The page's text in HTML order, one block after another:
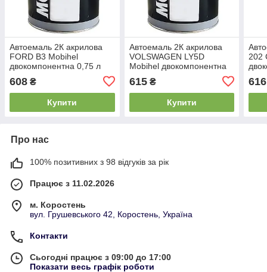
Автоемаль 2К акрилова
FORD B3 Mobihel
двокомпонентна 0,75 л
608 ₴
Купити
Автоемаль 2К акрилова
VOLSWAGEN LY5D
Mobihel двокомпонентна
615₴
Купити
202
616
Про нас
100% позитивних з 98 відгуків за рік
Працює з 11.02.2026
м. Коростень
вул. Грушевського 42, Коростень, Україна
Контакти
Сьогодні працює з 09:00 до 17:00
Показати весь графік роботи